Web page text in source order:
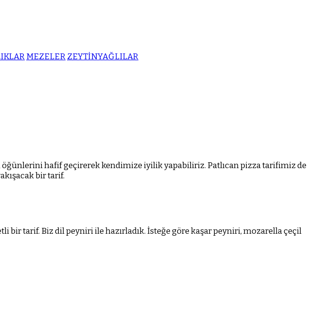
MEZELERZEYTİNYAĞLILAR
öğünlerini hafif geçirerek kendimize iyilik yapabiliriz. Patlıcan pizza tarifimiz de
bir tarif.
bir tarif. Biz dil peyniri ile hazırladık. İsteğe göre kaşar peyniri, mozarella çeçil